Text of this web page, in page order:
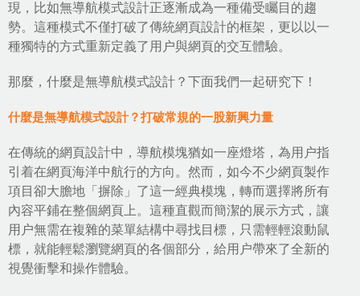
現，比如無導航模式設計正逐漸成為一種備受矚目的趨
勢。這種模式不僅打破了傳統網頁設計的框架，更以以一
種獨特的方式重新定義了用户與網頁的交互體驗。
那麼，什麼是無導航模式設計？下面我們一起研究下！
什麼是無導航模式設計？打破常規的一股新興力量
在傳統的網頁設計中，導航模塊猶如一座燈塔，為用户指
引着在網頁海洋中航行的方向。然而，如今不少網頁製作
項目卻大膽地「摒除」了這一經典模塊，轉而選擇將所有
內容平鋪在整個網頁上。這種直觀而簡潔的展示方式，讓
用户無需在複雜的菜單結構中尋找目標，只需輕輕滾動鼠
標，就能輕鬆瀏覽網頁的各個部分，給用户帶來了全新的
視覺衝擊和操作體驗。